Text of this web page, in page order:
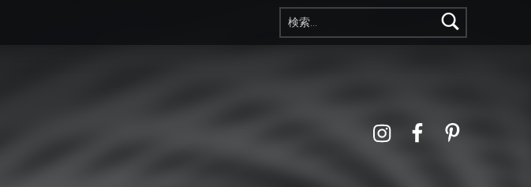
検索:
Instagram
FacebookPinterest